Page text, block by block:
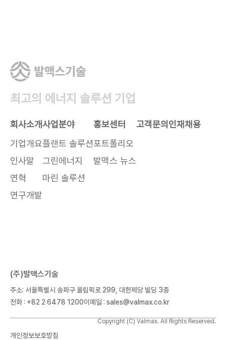
최고의 에너지 솔루션 기업
회사소개
기업개요
인사말
연혁
연구개발
사업분야
플랜트 솔루션
그린에너지
마린 솔루션
홍보센터
포트폴리오
발맥스 뉴스
고객문의인재채용
(주)발맥스기술
주소: 서울특별시 송파구 올림픽로 299, 대한제당 빌딩 3층
전화: +82 2 6478 1200이메일 : sales@valmax.co.kr
개인정보보호방침
Copyright (C) Valmax. All Rights Reserved.